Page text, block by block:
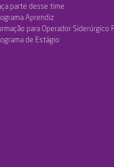
parte desse time
Aprendiz
para Operador Siderúrgico
de Estágio